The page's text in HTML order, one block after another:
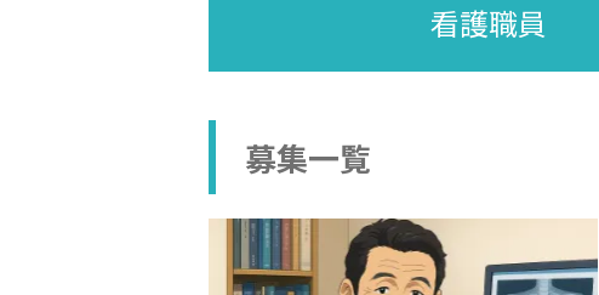
看護職員
募集一覧